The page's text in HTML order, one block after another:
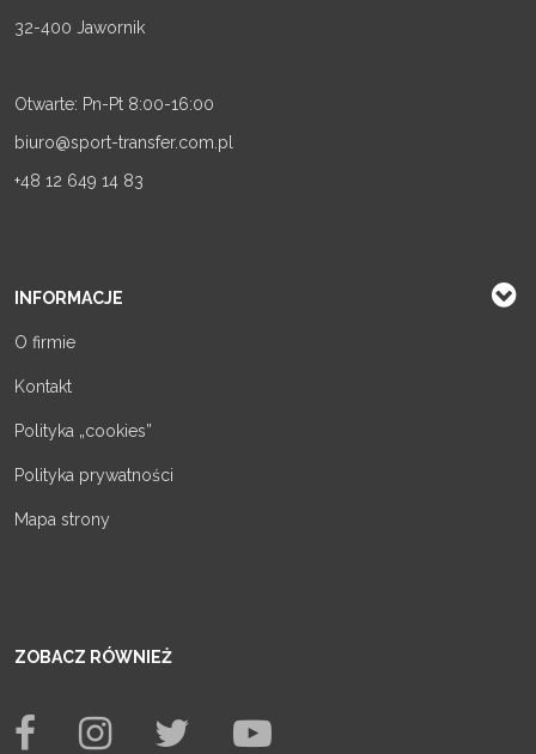
32-400 Jawornik
Otwarte: Pn-Pt 8:00-16:00
biuro@sport-transfer.com.pl
+48 12 649 14 83
INFORMACJE
O firmie
Kontakt
Polityka „cookies”
Polityka prywatności
Mapa strony
ZOBACZ RÓWNIEŻ